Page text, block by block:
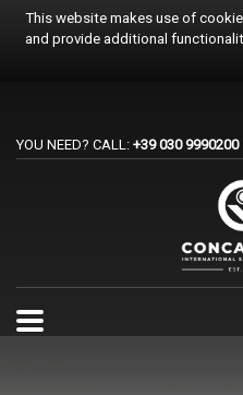
PER REGISTRARSI ALE
Accedi o crea un account.
Per qualsiasi problema o supporto
support@trapconcaverde.com.
YOU NEED? CALL: +39 030 9990200
This website makes use of
and provide additional